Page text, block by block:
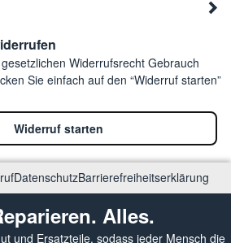
Widerrufsrecht Gebrauch
Sie einfach auf den “Widerruf starten”
Widerruf starten
DatenschutzBarrierefreiheitserklärung
Alles.
und Ersatzteile, sodass jeder Mensch die